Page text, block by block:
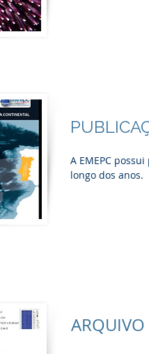
A EMEPC
longo dos anos.
ARQUIVO